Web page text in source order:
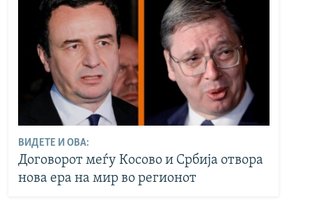
ВИДЕТЕ И ОВА:
Договорот меѓу Косово и Србија отвора
нова ера на мир во регионот